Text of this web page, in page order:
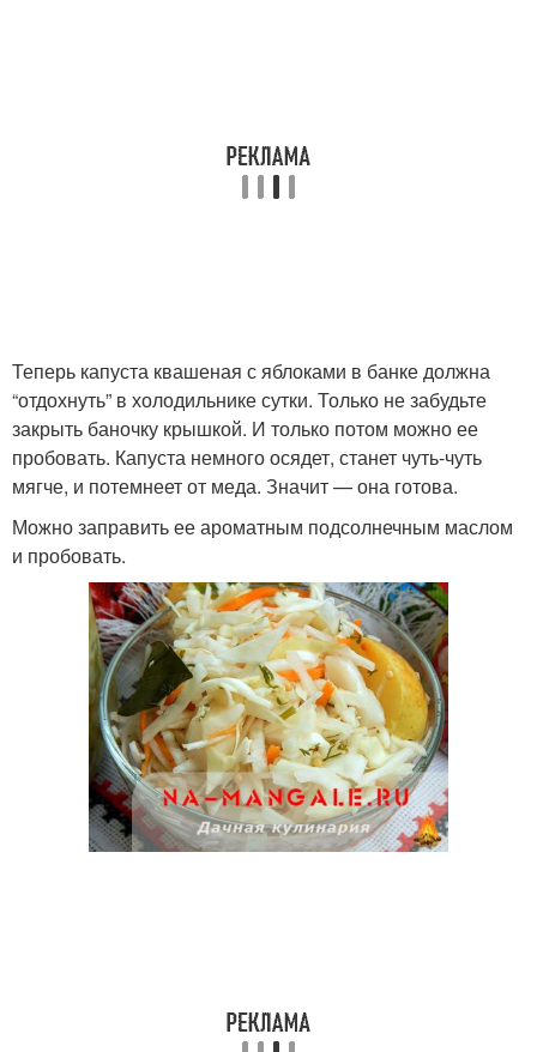
Теперь капуста квашеная с яблоками в банке должна
“отдохнуть” в холодильнике сутки. Только не забудьте
закрыть баночку крышкой. И только потом можно ее
пробовать. Капуста немного осядет, станет чуть-чуть
мягче, и потемнеет от меда. Значит — она готова.
Можно заправить ее ароматным подсолнечным маслом
и пробовать.